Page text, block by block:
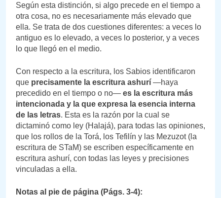
Según esta distinción, si algo precede en el tiempo a
otra cosa, no es necesariamente más elevado que
ella. Se trata de dos cuestiones diferentes: a veces lo
antiguo es lo elevado, a veces lo posterior, y a veces
lo que llegó en el medio.
Con respecto a la escritura, los Sabios identificaron
que precisamente la escritura ashurí —haya
precedido en el tiempo o no— es la escritura más
intencionada y la que expresa la esencia interna
de las letras. Esta es la razón por la cual se
dictaminó como ley (Halajá), para todas las opiniones,
que los rollos de la Torá, los Tefilín y las Mezuzot (la
escritura de STaM) se escriben específicamente en
escritura ashurí, con todas las leyes y precisiones
vinculadas a ella.
Notas al pie de página (Págs. 3-4):